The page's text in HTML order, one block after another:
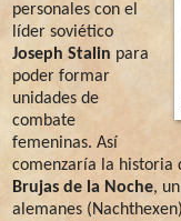
personales con el
líder soviético
Joseph Stalin para
poder formar
unidades de
combate
femeninas. Así
comenzaría la historia
Brujas de la Noche,
alemanes